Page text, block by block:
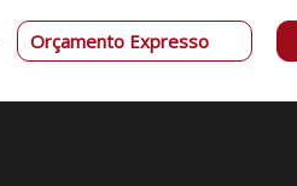
Orçamento Expresso